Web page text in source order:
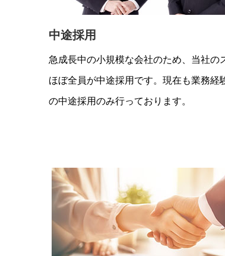
中途採用
急成長中の小規模な会社のため、当社の
ほぼ全員が中途採用です。現在も業務経
の中途採用のみ行っております。